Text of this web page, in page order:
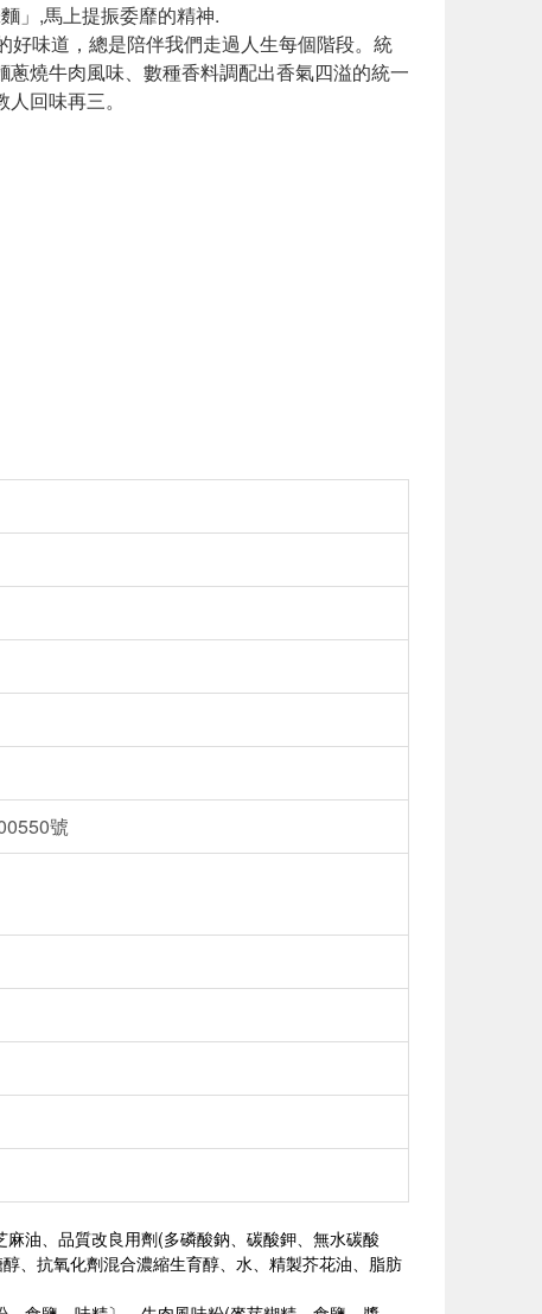
」,馬上提振委靡的精神.
味道，總是陪伴我們走過人生每個階段。統
燒牛肉風味、數種香料調配出香氣四溢的統一
回味再三。
號
油、品質改良用劑(多磷酸鈉、碳酸鉀、無水碳酸
、抗氧化劑混合濃縮生育醇、水、精製芥花油、脂肪